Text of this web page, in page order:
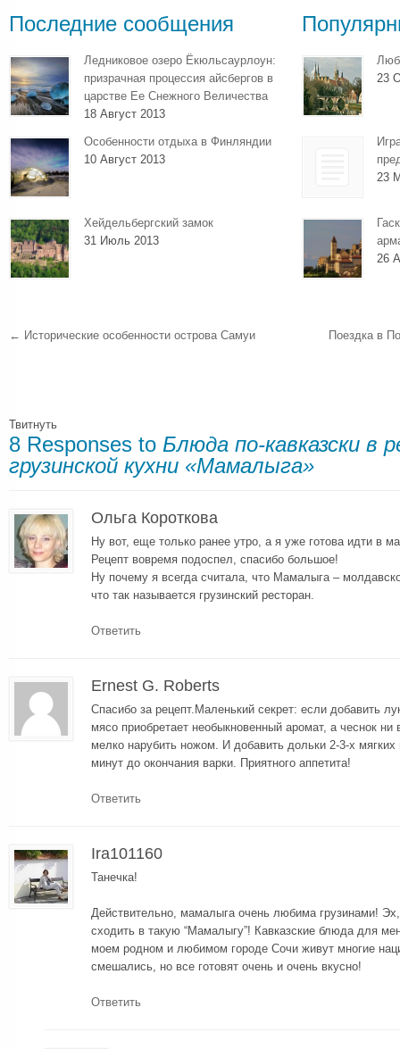
Последние сообщения
Ледниковое озеро Ёкюльсаурлоун:
призрачная процессия айсбергов в
царстве Ее Снежного Величества
18 Август 2013
Особенности отдыха в Финляндии
10 Август 2013
Хейдельбергский замок
31 Июль 2013
23
23
26
← Исторические особенности острова Самуи Поездка в
Твитнуть
8 Responses to Блюда по-кавказски в
грузинской кухни «Мамалыга»
Ольга Короткова
Ну вот, еще только ранее утро, а я уже готова идти в
Рецепт вовремя подоспел, спасибо большое!
Ну почему я всегда считала, что Мамалыга –
что так называется грузинский ресторан.
Ответить
Ernest G. Roberts
Спасибо за рецепт.Маленький секрет: если добавить
мясо приобретает необыкновенный аромат, а чеснок
мелко нарубить ножом. И добавить дольки 2-3-х
минут до окончания варки. Приятного аппетита!
Ответить
Ira101160
Танечка!
Действительно, мамалыга очень любима грузинами!
сходить в такую “Мамалыгу”! Кавказские блюда для
моем родном и любимом городе Сочи живут многие
смешались, но все готовят очень и очень вкусно!
Ответить